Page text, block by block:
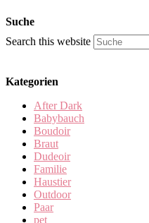
Suche
Search this website
Kategorien
After Dark
Babybauch
Boudoir
Braut
Dudeoir
Familie
Haustier
Outdoor
Paar
pet